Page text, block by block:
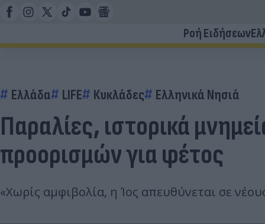
Ροή Ειδήσεων
Ελλάδα LIFE Κυκλάδες Ελληνικά Νησιά
Παραλίες, ιστορικά
προορισμών για φέτος
«Χωρίς αμφιβολία, η Ίος απευθύνεται σε